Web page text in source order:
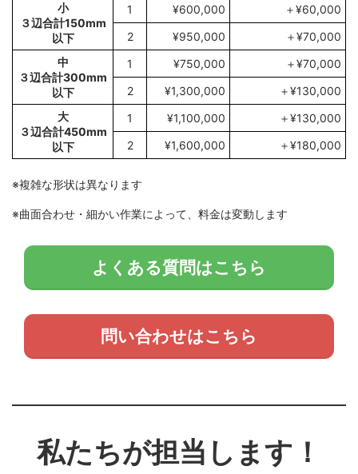
小
３辺合計150mm
以下
1 ¥600,000
＋¥60,000
2
¥950,000
＋¥70,000
中
３辺合計300mm
以下
1 ¥750,000
＋¥70,000
2
¥1,300,000
＋¥130,000
大
３辺合計450mm
以下
1 ¥1,100,000
＋¥130,000
2
¥1,600,000 ＋¥180,000
※複雑な形状は異なります
※曲面合わせ・細かい作業によって、料金は変動します
よくある質問はこちら
問い合わせはこちら
私たちが担当します！